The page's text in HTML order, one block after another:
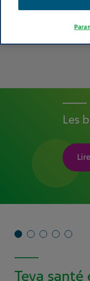
Les
Teva santé